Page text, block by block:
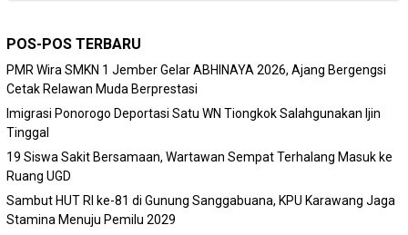
POS-POS TERBARU
PMR Wira SMKN 1 Jember Gelar ABHINAYA 2026, Ajang Bergengsi
Cetak Relawan Muda Berprestasi
Imigrasi Ponorogo Deportasi Satu WN Tiongkok Salahgunakan Ijin
Tinggal
19 Siswa Sakit Bersamaan, Wartawan Sempat Terhalang Masuk ke
Ruang UGD
Sambut HUT RI ke-81 di Gunung Sanggabuana, KPU Karawang Jaga
Stamina Menuju Pemilu 2029